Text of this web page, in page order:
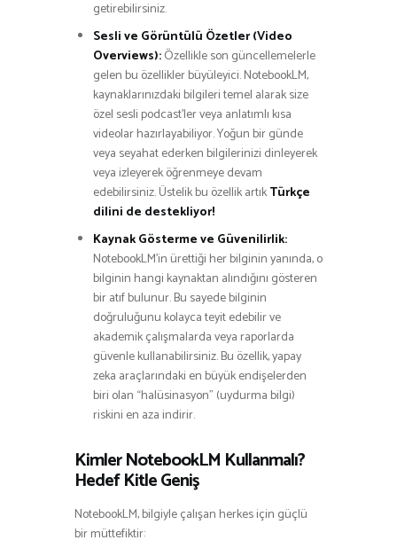
getirebilirsiniz.
Sesli ve Görüntülü Özetler (Video
Overviews):Özellikle son güncellemelerle
gelen bu özellikler büyüleyici. NotebookLM,
kaynaklarınızdaki bilgileri temel alarak size
özel sesli podcast’ler veya anlatımlı kısa
videolar hazırlayabiliyor. Yoğun bir günde
veya seyahat ederken bilgilerinizi dinleyerek
veya izleyerek öğrenmeye devam
edebilirsiniz. Üstelik bu özellik artıkTürkçe
dilini de destekliyor!
Kaynak Gösterme ve Güvenilirlik:
NotebookLM’in ürettiği her bilginin yanında, o
bilginin hangi kaynaktan alındığını gösteren
bir atıf bulunur. Bu sayede bilginin
doğruluğunu kolayca teyit edebilir ve
akademik çalışmalarda veya raporlarda
güvenle kullanabilirsiniz. Bu özellik, yapay
zeka araçlarındaki en büyük endişelerden
biri olan “halüsinasyon” (uydurma bilgi)
riskini en aza indirir.
Kimler NotebookLM Kullanmalı?
Hedef Kitle Geniş
NotebookLM, bilgiyle çalışan herkes için güçlü
bir müttefiktir: